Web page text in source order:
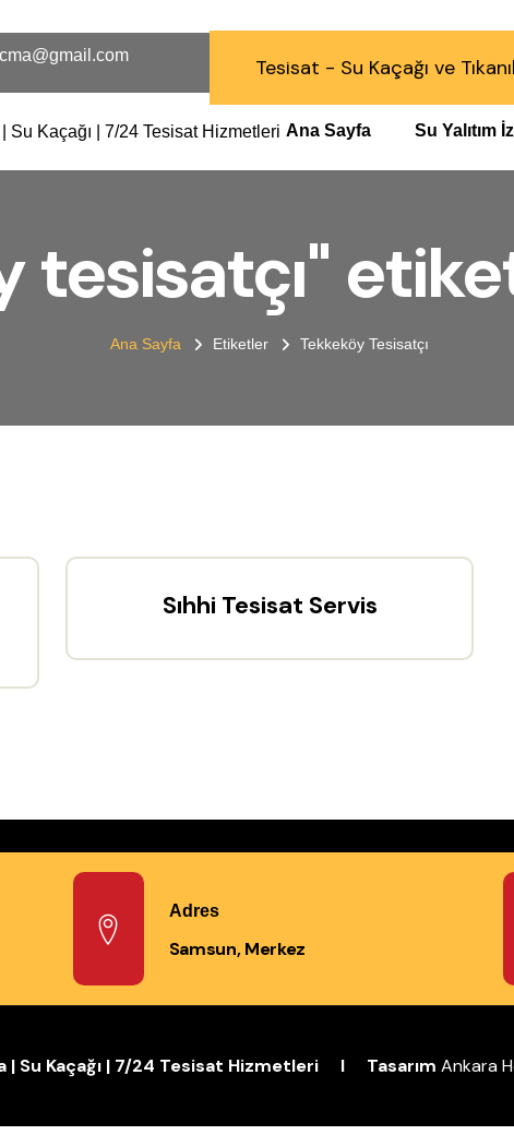
Tesisat - Su Kaçağı ve
Ana Sayfa Su Yalıtım
tesisatçı"
Ana Sayfa Etiketler Tekkeköy Tesisatçı
Sıhhi Tesisat Servis
Adres
Samsun, Merkez
| Su Kaçağı | 7/24 Tesisat Hizmetleri I Tasarım Ankara